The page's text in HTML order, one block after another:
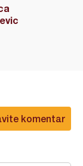
komentar